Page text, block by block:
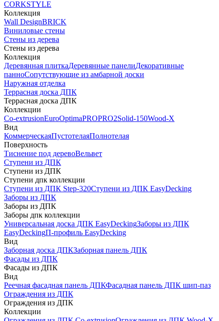
CORKSTYLE
Коллекция
Wall DesignBRICK
Виниловые стены
Стены из дерева
Стены из дерева
Коллекция
Деревянная плиткаДеревянные панелиДекоративные
панноСопутствующие из амбарной доски
Наружная отделка
Террасная доска ДПК
Террасная доска ДПК
Коллекции
Co-extrusionEuroOptimaPROPRO2Solid-150Wood-X
Вид
КоммерческаяПустотелаяПолнотелая
Поверхность
Тиснение под деревоВельвет
Ступени из ДПК
Ступени из ДПК
Ступени дпк коллекции
Ступени из ДПК Step-320Ступени из ДПК EasyDecking
Заборы из ДПК
Заборы из ДПК
Заборы дпк коллекции
Универсальная доска ДПК EasyDeckingЗаборы из ДПК
EasyDeckingП-профиль EasyDecking
Вид
Заборная доска ДПКЗаборная панель ДПК
Фасады из ДПК
Фасады из ДПК
Вид
Реечная фасадная панель ДПКФасадная панель ДПК шип-паз
Ограждения из ДПК
Ограждения из ДПК
Коллекции